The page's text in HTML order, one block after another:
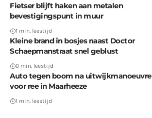
Fietser blijft haken aan metalen
bevestigingspunt in muur
1 min. leestijd
Kleine brand in bosjes naast Doctor
Schaepmanstraat snel geblust
0 min. leestijd
Auto tegen boom na uitwijkmanoeuvre
voor ree in Maarheeze
1 min. leestijd